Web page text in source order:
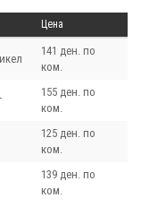
Цена
141 ден. по
ком.
155 ден. по
ком.
125 ден. по
ком.
139 ден. по
ком.